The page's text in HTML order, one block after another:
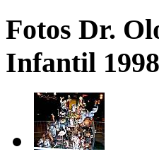
Fotos Dr.
Infantil 1998